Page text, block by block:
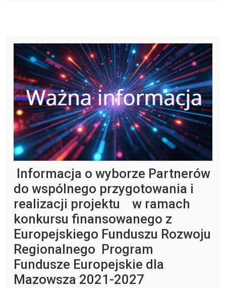
Informacja o wyborze Partnerów
do wspólnego przygotowania i
realizacji projektu w ramach
konkursu finansowanego z
Europejskiego Funduszu Rozwoju
Regionalnego Program
Fundusze Europejskie dla
Mazowsza 2021-2027